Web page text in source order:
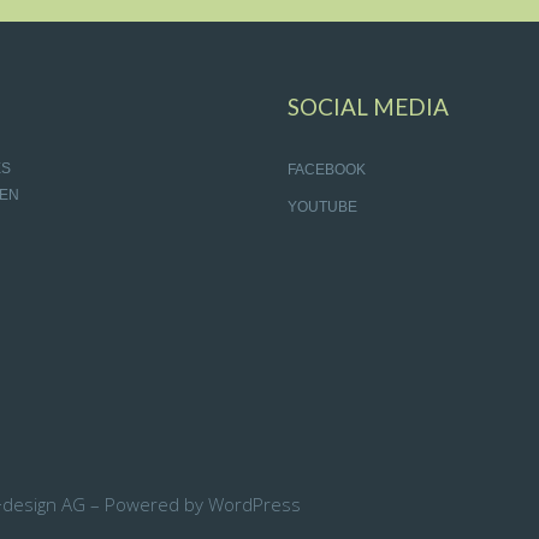
SOCIAL MEDIA
FACEBOOK
YOUTUBE
AG – Powered by WordPress